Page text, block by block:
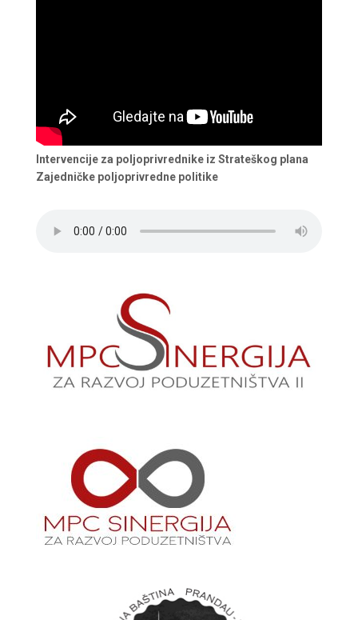
Intervencije za poljoprivrednike iz Strateškog plana
Zajedničke poljoprivredne politike